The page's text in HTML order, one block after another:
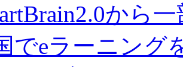
から
でeラーニング